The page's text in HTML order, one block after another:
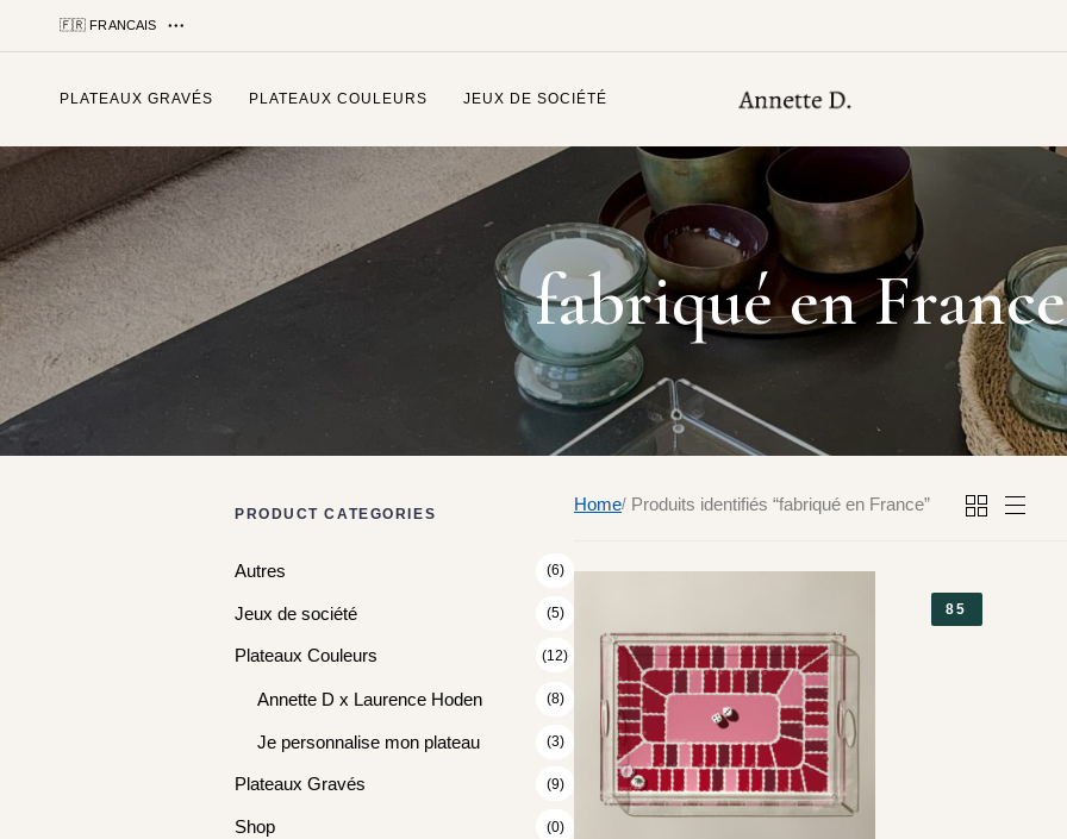
🇫🇷 FRANCAIS
PLATEAUX GRAVÉS PLATEAUX COULEURS JEUX DE SOCIÉTÉ
Tapez et appuyez sur entrée
fabriqué en France
Home Produits identifiés “fabriqué en France”
85
PRODUCT CATEGORIES
Autres (6)
Jeux de société (5)
Plateaux Couleurs (12)
Annette D x Laurence Hoden (8)
Je personnalise mon plateau (3)
Plateaux Gravés (9)
Shop (0)